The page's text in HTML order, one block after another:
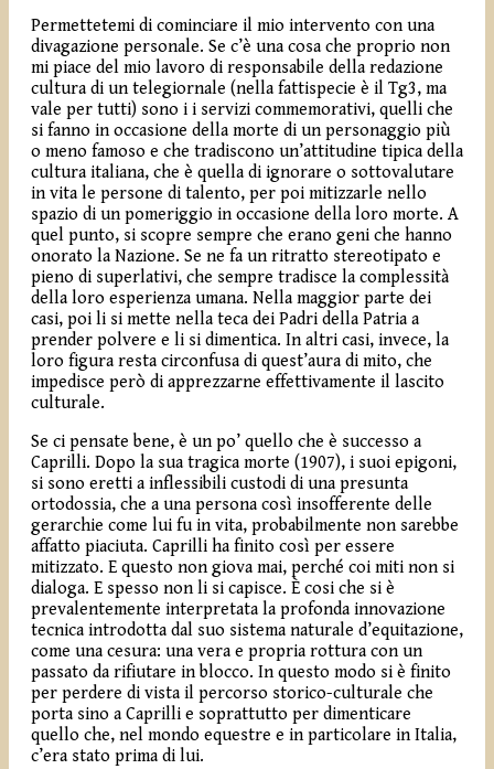
Permettetemi di cominciare il mio intervento con una
divagazione personale. Se c’è una cosa che proprio non
mi piace del mio lavoro di responsabile della redazione
cultura di un telegiornale (nella fattispecie è il Tg3, ma
vale per tutti) sono i i servizi commemorativi, quelli che
si fanno in occasione della morte di un personaggio più
o meno famoso e che tradiscono un’attitudine tipica della
cultura italiana, che è quella di ignorare o sottovalutare
in vita le persone di talento, per poi mitizzarle nello
spazio di un pomeriggio in occasione della loro morte. A
quel punto, si scopre sempre che erano geni che hanno
onorato la Nazione. Se ne fa un ritratto stereotipato e
pieno di superlativi, che sempre tradisce la complessità
della loro esperienza umana. Nella maggior parte dei
casi, poi li si mette nella teca dei Padri della Patria a
prender polvere e li si dimentica. In altri casi, invece, la
loro figura resta circonfusa di quest’aura di mito, che
impedisce però di apprezzarne effettivamente il lascito
culturale.
Se ci pensate bene, è un po’ quello che è successo a
Caprilli. Dopo la sua tragica morte (1907), i suoi epigoni,
si sono eretti a inflessibili custodi di una presunta
ortodossia, che a una persona così insofferente delle
gerarchie come lui fu in vita, probabilmente non sarebbe
affatto piaciuta. Caprilli ha finito così per essere
mitizzato. E questo non giova mai, perché coi miti non si
dialoga. E spesso non li si capisce. È cosi che si è
prevalentemente interpretata la profonda innovazione
tecnica introdotta dal suo sistema naturale d’equitazione,
come una cesura: una vera e propria rottura con un
passato da rifiutare in blocco. In questo modo si è finito
per perdere di vista il percorso storico-culturale che
porta sino a Caprilli e soprattutto per dimenticare
quello che, nel mondo equestre e in particolare in Italia,
c’era stato prima di lui.